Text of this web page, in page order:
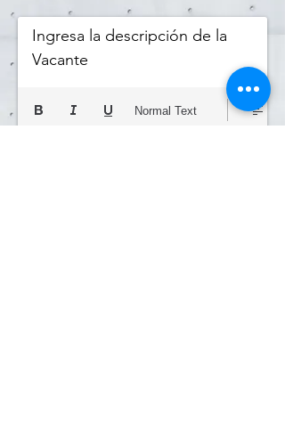
Ingresa la descripción de la
Vacante
Normal Text